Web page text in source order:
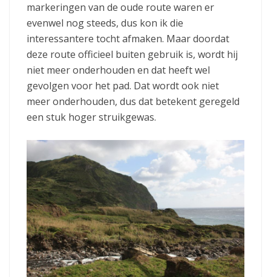
markeringen van de oude route waren er
evenwel nog steeds, dus kon ik die
interessantere tocht afmaken. Maar doordat
deze route officieel buiten gebruik is, wordt hij
niet meer onderhouden en dat heeft wel
gevolgen voor het pad. Dat wordt ook niet
meer onderhouden, dus dat betekent geregeld
een stuk hoger struikgewas.